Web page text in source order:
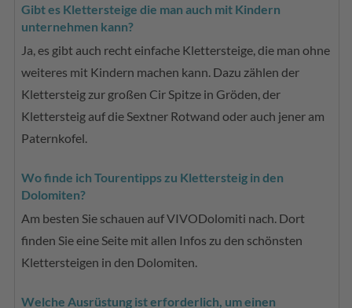
Gibt es Klettersteige die man auch mit Kindern
unternehmen kann?
Ja, es gibt auch recht einfache Klettersteige, die man ohne
weiteres mit Kindern machen kann. Dazu zählen der
Klettersteig zur großen Cir Spitze in Gröden, der
Klettersteig auf die Sextner Rotwand oder auch jener am
Paternkofel.
Wo finde ich Tourentipps zu Klettersteig in den
Dolomiten?
Am besten Sie schauen auf VIVODolomiti nach. Dort
finden Sie eine Seite mit allen Infos zu den schönsten
Klettersteigen in den Dolomiten.
Welche Ausrüstung ist erforderlich, um einen